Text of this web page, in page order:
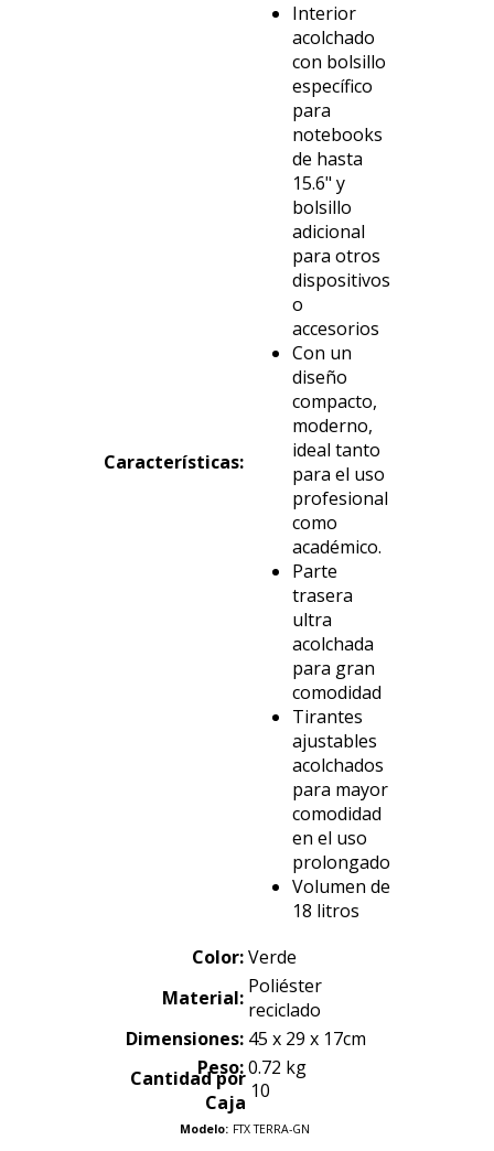
Características:
Interior
acolchado
con bolsillo
específico
para
notebooks
de hasta
15.6" y
bolsillo
adicional
para otros
dispositivos
o
accesorios
Con un
diseño
compacto,
moderno,
ideal tanto
para el uso
profesional
como
académico.
Parte
trasera
ultra
acolchada
para gran
comodidad
Tirantes
ajustables
acolchados
para mayor
comodidad
en el uso
prolongado
Volumen de
18 litros
Color:Verde
Material: Poliéster
reciclado
Dimensiones: 45 x 29 x 17cm
Peso:0.72 kg
Cantidad por
Caja 10
Modelo: FTX TERRA-GN